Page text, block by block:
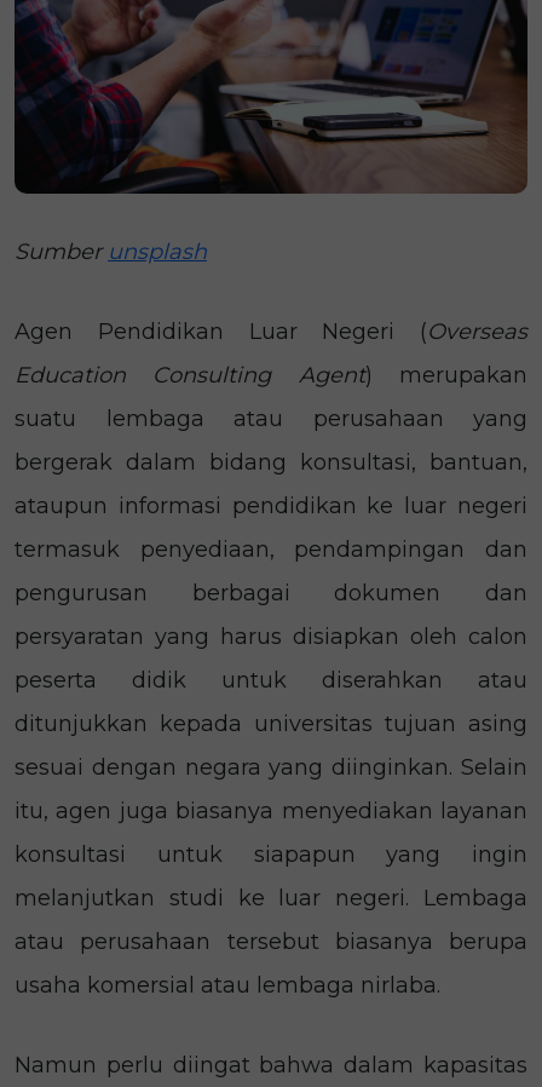
Sumber unsplash
Agen Pendidikan Luar Negeri (Overseas
Education Consulting Agent) merupakan
suatu lembaga atau perusahaan yang
bergerak dalam bidang konsultasi, bantuan,
ataupun informasi pendidikan ke luar negeri
termasuk penyediaan, pendampingan dan
pengurusan berbagai dokumen dan
persyaratan yang harus disiapkan oleh calon
peserta didik untuk diserahkan atau
ditunjukkan kepada universitas tujuan asing
sesuai dengan negara yang diinginkan. Selain
itu, agen juga biasanya menyediakan layanan
konsultasi untuk siapapun yang ingin
melanjutkan studi ke luar negeri. Lembaga
atau perusahaan tersebut biasanya berupa
usaha komersial atau lembaga nirlaba.
Namun perlu diingat bahwa dalam kapasitas